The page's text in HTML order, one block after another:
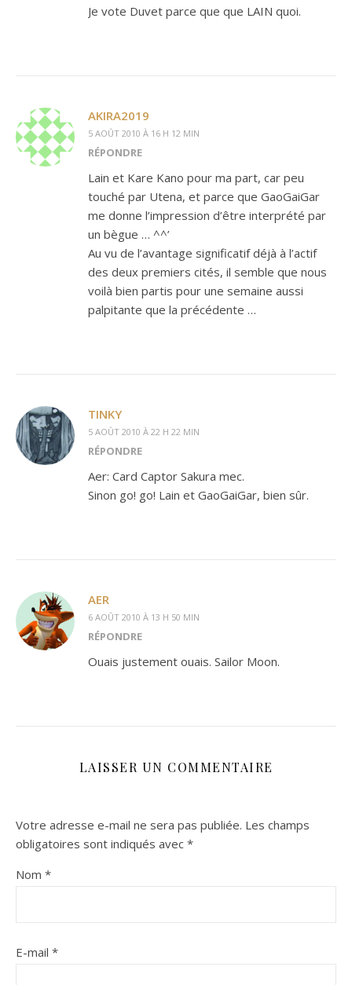
Je vote Duvet parce que que LAIN quoi.
AKIRA2019
5 AOÛT 2010 À 16 H 12 MIN
RÉPONDRE
Lain et Kare Kano pour ma part, car peu
touché par Utena, et parce que GaoGaiGar
me donne l’impression d’être interprété par
un bègue … ^^’
Au vu de l’avantage significatif déjà à l’actif
des deux premiers cités, il semble que nous
voilà bien partis pour une semaine aussi
palpitante que la précédente …
TINKY
5 AOÛT 2010 À 22 H 22 MIN
RÉPONDRE
Aer: Card Captor Sakura mec.
Sinon go! go! Lain et GaoGaiGar, bien sûr.
AER
6 AOÛT 2010 À 13 H 50 MIN
RÉPONDRE
Ouais justement ouais. Sailor Moon.
LAISSER UN COMMENTAIRE
Votre adresse e-mail ne sera pas publiée. Les champs
obligatoires sont indiqués avec *
Nom *
E-mail *